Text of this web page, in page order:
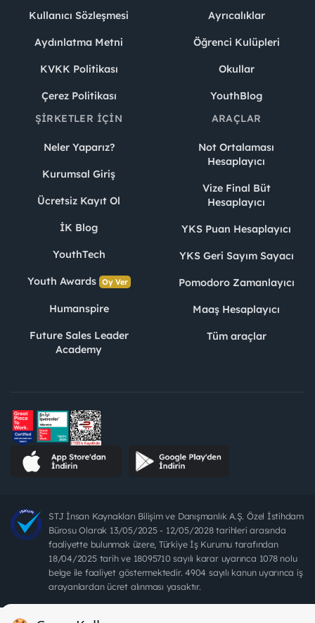
Kullanıcı Sözleşmesi
Aydınlatma Metni
KVKK Politikası
Çerez Politikası
Ayrıcalıklar
Öğrenci Kulüpleri
Okullar
YouthBlog
ŞIRKETLER İÇIN
Neler Yaparız?
Kurumsal Giriş
Ücretsiz Kayıt Ol
İK Blog
YouthTech
Youth Awards Oy Ver
Humanspire
Future Sales Leader
Academy
ARAÇLAR
Not Ortalaması
Hesaplayıcı
Vize Final Büt
Hesaplayıcı
YKS Puan Hesaplayıcı
YKS Geri Sayım Sayacı
Pomodoro Zamanlayıcı
Maaş Hesaplayıcı
Tüm araçlar
STJ İnsan Kaynakları Bilişim ve Danışmanlık A.Ş. Özel İstihdam
Bürosu Olarak 13/05/2025 - 12/05/2028 tarihleri arasında
faaliyette bulunmak üzere, Türkiye İş Kurumu tarafından
18/04/2025 tarih ve 18095710 sayılı karar uyarınca 1078 nolu
belge ile faaliyet göstermektedir. 4904 sayılı kanun uyarınca iş
arayanlardan ücret alınması yasaktır.